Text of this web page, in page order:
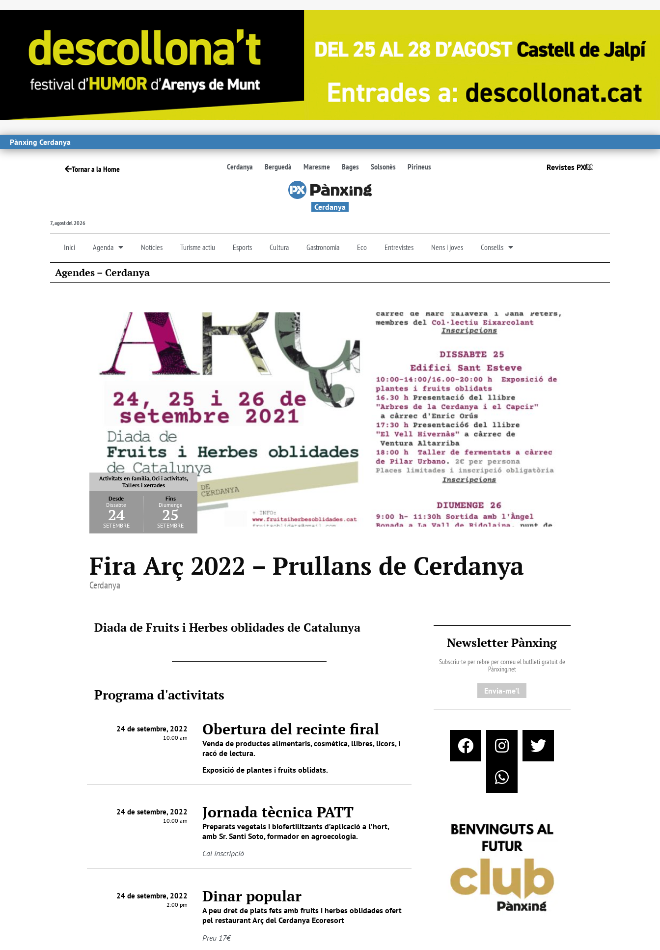
Pànxing Cerdanya
Tornar a la Home Cerdanya Berguedà Maresme Bages Solsonès Pirineus Revistes PX
Cerdanya
7, agost del 2026
Inici Agenda Notícies Turisme actiu Esports Cultura Gastronomia Eco Entrevistes Nens i joves Consells
Agendes – Cerdanya
Activitats en familia, Oci i activitats,
Tallers i xerrades
Desde
Dissabte
24
setembre
Fins
Diumenge
25
setembre
Fira Arç 2022 – Prullans de Cerdanya
Cerdanya
Diada de Fruits i Herbes oblidades de Catalunya
Programa d'activitats
24 de setembre, 2022
10:00 am Obertura del recinte firal
Venda de productes alimentaris, cosmètica, llibres, licors, i
racó de lectura.
Exposició de plantes i fruits oblidats.
24 de setembre, 2022
10:00 am Jornada tècnica PATT
Preparats vegetals i biofertilitzants d’aplicació a l’hort,
amb Sr. Santi Soto, formador en agroecologia.
Cal inscripció
24 de setembre, 2022
2:00 pm Dinar popular
A peu dret de plats fets amb fruits i herbes oblidades ofert
pel restaurant Arç del Cerdanya Ecoresort
Preu 17€
Newsletter Pànxing
Subscriu-te per rebre per correu el butlletí gratuït de
Pànxing.net​
Envia-me'l